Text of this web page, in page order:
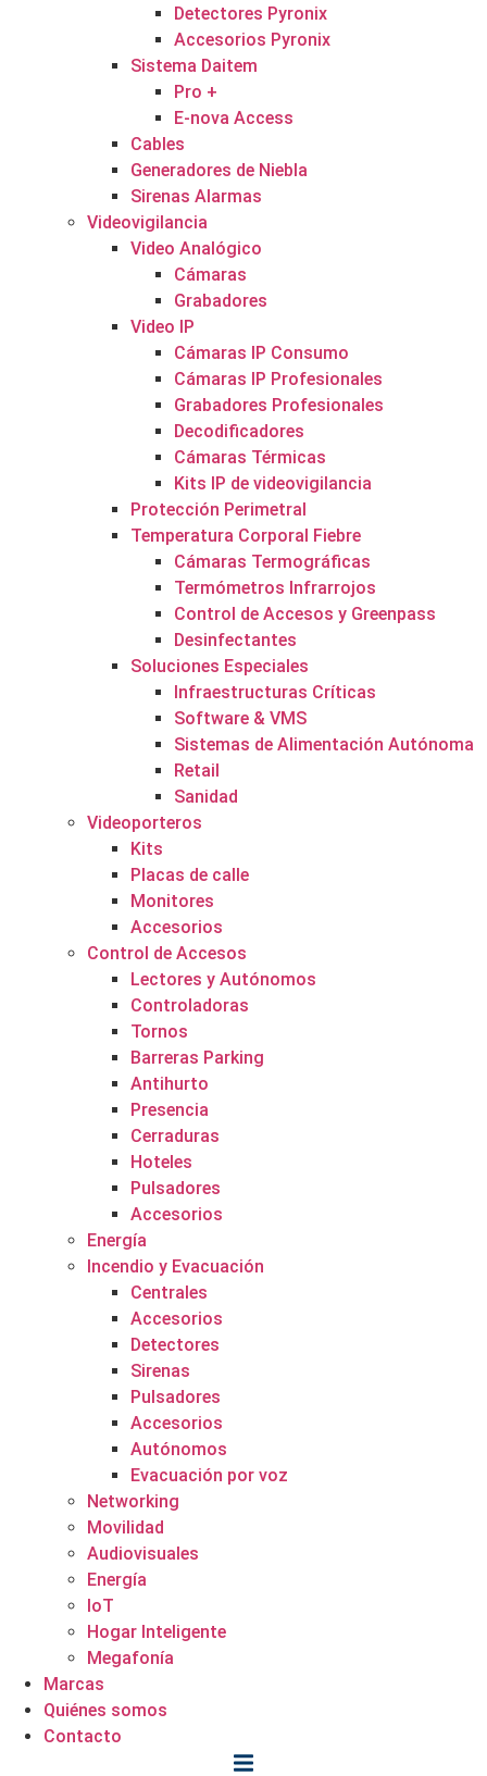
Detectores Pyronix
Accesorios Pyronix
Sistema Daitem
Pro +
E-nova Access
Cables
Generadores de Niebla
Sirenas Alarmas
Videovigilancia
Video Analógico
Cámaras
Grabadores
Video IP
Cámaras IP Consumo
Cámaras IP Profesionales
Grabadores Profesionales
Decodificadores
Cámaras Térmicas
Kits IP de videovigilancia
Protección Perimetral
Temperatura Corporal Fiebre
Cámaras Termográficas
Termómetros Infrarrojos
Control de Accesos y Greenpass
Desinfectantes
Soluciones Especiales
Infraestructuras Críticas
Software & VMS
Sistemas de Alimentación Autónoma
Retail
Sanidad
Videoporteros
Kits
Placas de calle
Monitores
Accesorios
Control de Accesos
Lectores y Autónomos
Controladoras
Tornos
Barreras Parking
Antihurto
Presencia
Cerraduras
Hoteles
Pulsadores
Accesorios
Energía
Incendio y Evacuación
Centrales
Accesorios
Detectores
Sirenas
Pulsadores
Accesorios
Autónomos
Evacuación por voz
Networking
Movilidad
Audiovisuales
Energía
IoT
Hogar Inteligente
Megafonía
Marcas
Quiénes somos
Contacto